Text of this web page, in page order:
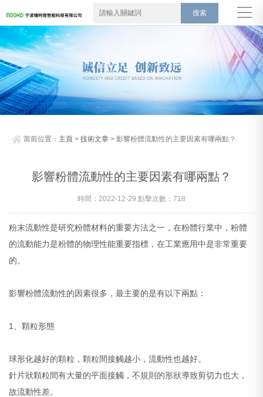
當前位置： 主頁 >技術文章 > 影響粉體流動性的主要因素有哪兩點？
影響粉體流動性的主要因素有哪兩點？
時間：2022-12-29 點擊次數：718
粉末流動性是研究粉體材料的重要方法之一，在粉體行業中，粉體
的流動能力是粉體的物理性能重要指標，在工業應用中是非常重要
的。
影響粉體流動性的因素很多，最主要的是有以下兩點：
1、顆粒形態
球形化越好的顆粒，顆粒間接觸越小，流動性也越好。
針片狀顆粒間有大量的平面接觸，不規則的形狀導致剪切力也大，
故流動性差。